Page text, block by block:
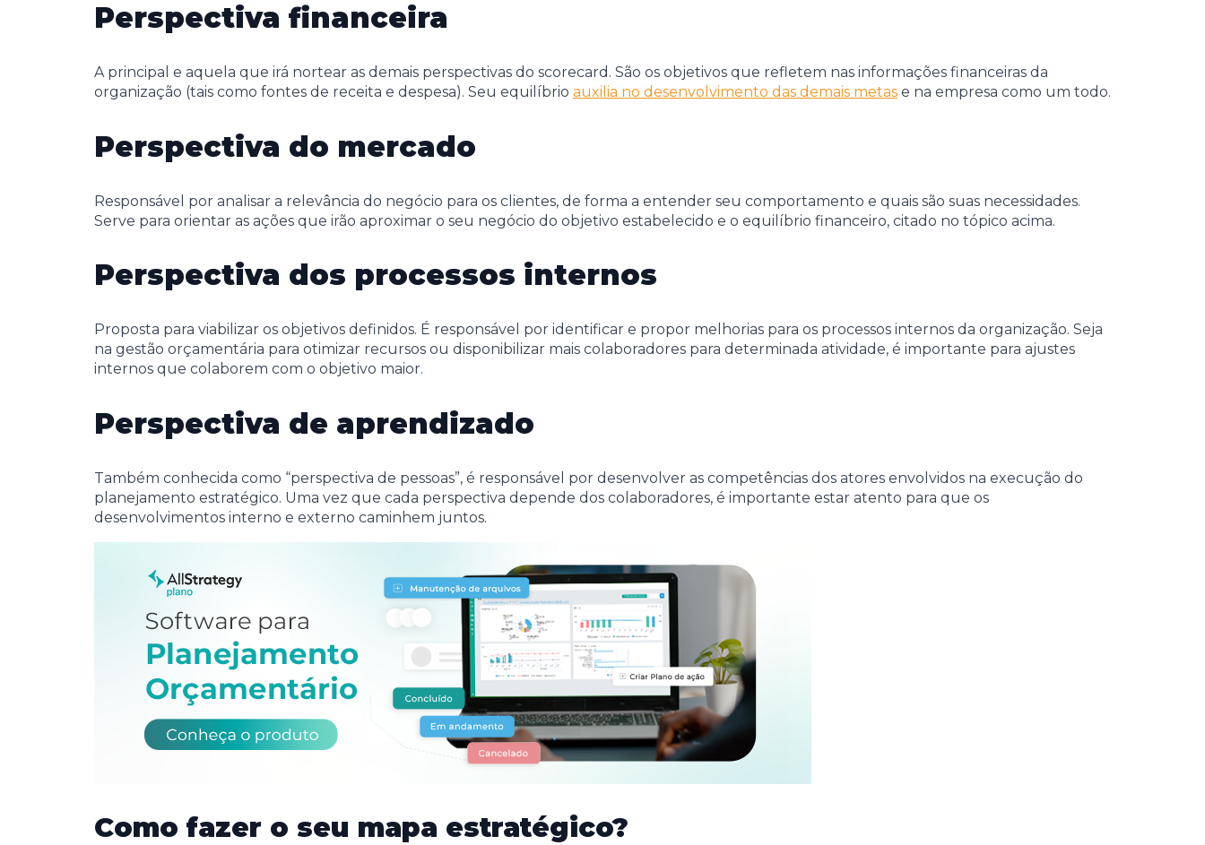
Perspectiva financeira
A principal e aquela que irá nortear as demais perspectivas do scorecard. São os objetivos que refletem nas informações financeiras da
organização (tais como fontes de receita e despesa). Seu equilíbrio auxilia no desenvolvimento das demais metas e na empresa como um todo.
Perspectiva do mercado
Responsável por analisar a relevância do negócio para os clientes, de forma a entender seu comportamento e quais são suas necessidades.
Serve para orientar as ações que irão aproximar o seu negócio do objetivo estabelecido e o equilíbrio financeiro, citado no tópico acima.
Perspectiva dos processos internos
Proposta para viabilizar os objetivos definidos. É responsável por identificar e propor melhorias para os processos internos da organização. Seja
na gestão orçamentária para otimizar recursos ou disponibilizar mais colaboradores para determinada atividade, é importante para ajustes
internos que colaborem com o objetivo maior.
Perspectiva de aprendizado
Também conhecida como “perspectiva de pessoas”, é responsável por desenvolver as competências dos atores envolvidos na execução do
planejamento estratégico. Uma vez que cada perspectiva depende dos colaboradores, é importante estar atento para que os
desenvolvimentos interno e externo caminhem juntos.
Como fazer o seu mapa estratégico?